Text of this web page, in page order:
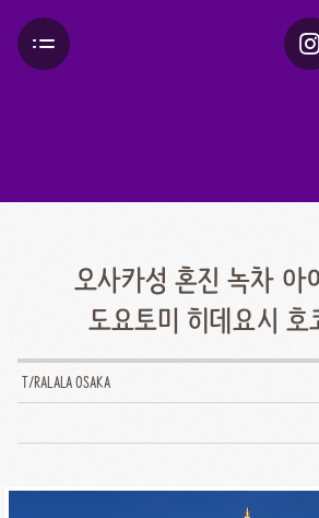
오사카성 혼진 녹차 아
도요토미 히데요시 호
T/RALALA OSAKA